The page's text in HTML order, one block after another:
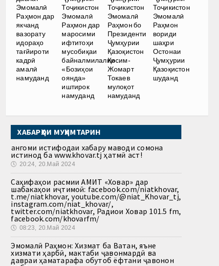
Эмомалӣ
Раҳмон дар
якчанд
вазорату
идораҳо
тағйироти
кадрӣ
амалӣ
намуданд
Тоҷикистон
Эмомалӣ
Раҳмон дар
маросими
ифтитоҳи
мусобиқаи
байналмилалии
«Бозиҳои
оянда»
иштирок
намуданд
Тоҷикистон
Эмомалӣ
Раҳмон бо
Президенти
Ҷумҳурии
Қазоқистон
Қосим-
Жомарт
Токаев
мулоқот
намуданд
Тоҷикистон
Эмомалӣ
Раҳмон
вориди
шаҳри
Остонаи
Ҷумҳурии
Қазоқистон
шуданд
ХАБАРҲОИ МУҲИМТАРИН
Ҳангоми истифодаи хабару маводи сомона
истинод ба www.khovar.tj ҳатмӣ аст!
🕔 20:24, 20.Май 2024
Саҳифаҳои расмии АМИТ «Ховар» дар
шабакаҳои иҷтимоӣ: facebook.com/niatkhovar,
t.me/niatkhovar, youtube.com/@niat_Khovar_tj,
instagram.com/niat_khovar/,
twitter.com/niatkhovar, Радиои Ховар 101.5 fm,
facebook.com/khovarfm/
🕔 08:23, 20.Май 2024
Эмомалӣ Раҳмон: Хизмат ба Ватан, яъне
хизмати ҳарбӣ, мактаби ҷавонмардӣ ва
давраи ҳаматарафа обутоб ёфтани ҷавонон